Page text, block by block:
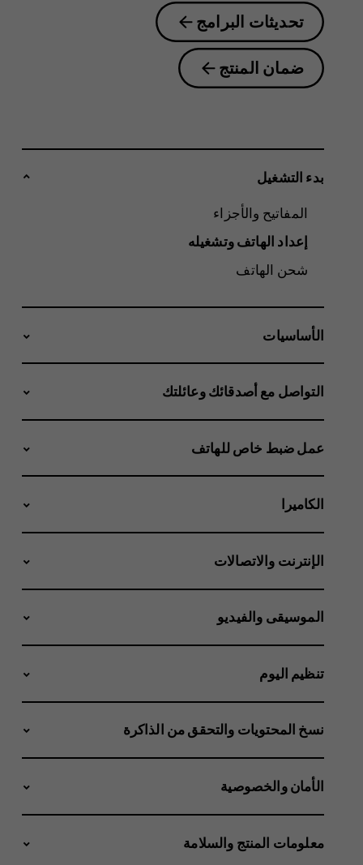
تحديثات البرامج
ضمان المنتج
بدء التشغيل
المفاتيح والأجزاء
إعداد الهاتف وتشغيله
شحن الهاتف
الأساسيات
التواصل مع أصدقائك وعائلتك
عمل ضبط خاص للهاتف
الكاميرا
الإنترنت والاتصالات
الموسيقى والفيديو
تنظيم اليوم
نسخ المحتويات والتحقق من الذاكرة
الأمان والخصوصية
معلومات المنتج والسلامة